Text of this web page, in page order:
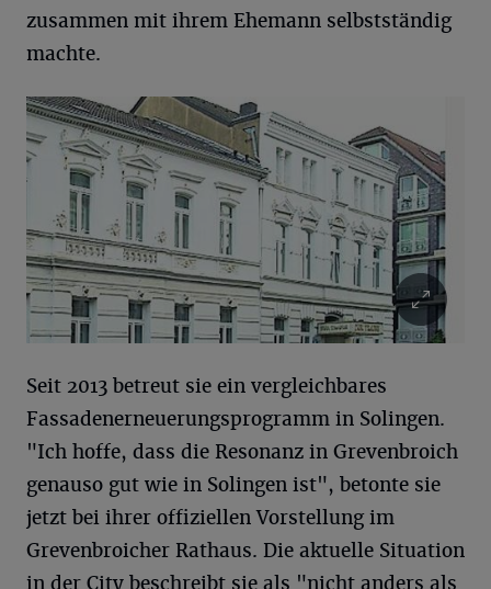
zusammen mit ihrem Ehemann selbstständig
machte.
Seit 2013 betreut sie ein vergleichbares
Fassadenerneuerungsprogramm in Solingen.
"Ich hoffe, dass die Resonanz in Grevenbroich
genauso gut wie in Solingen ist", betonte sie
jetzt bei ihrer offiziellen Vorstellung im
Grevenbroicher Rathaus. Die aktuelle Situation
in der City beschreibt sie als "nicht anders als